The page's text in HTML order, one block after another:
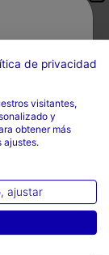
de privacidad
visitantes,
y
obtener más
ajustes.
ajustar